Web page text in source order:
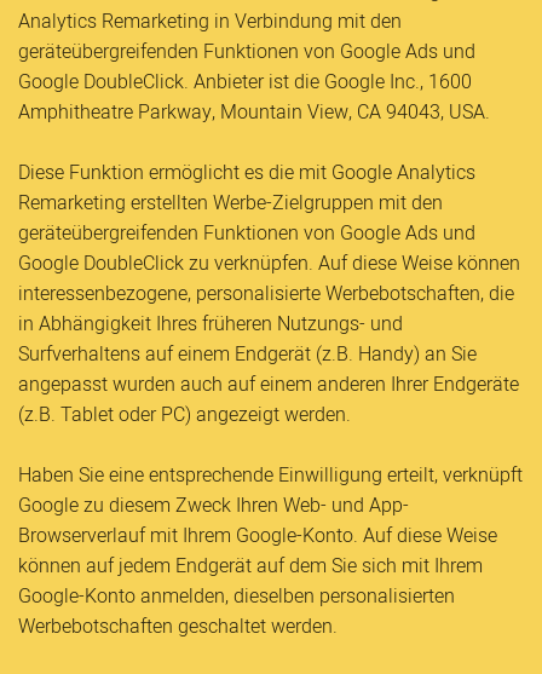
Analytics Remarketing in Verbindung mit den
geräteübergreifenden Funktionen von Google Ads und
Google DoubleClick. Anbieter ist die Google Inc., 1600
Amphitheatre Parkway, Mountain View, CA 94043, USA.
Diese Funktion ermöglicht es die mit Google Analytics
Remarketing erstellten Werbe-Zielgruppen mit den
geräteübergreifenden Funktionen von Google Ads und
Google DoubleClick zu verknüpfen. Auf diese Weise können
interessenbezogene, personalisierte Werbebotschaften, die
in Abhängigkeit Ihres früheren Nutzungs- und
Surfverhaltens auf einem Endgerät (z.B. Handy) an Sie
angepasst wurden auch auf einem anderen Ihrer Endgeräte
(z.B. Tablet oder PC) angezeigt werden.
Haben Sie eine entsprechende Einwilligung erteilt, verknüpft
Google zu diesem Zweck Ihren Web- und App-
Browserverlauf mit Ihrem Google-Konto. Auf diese Weise
können auf jedem Endgerät auf dem Sie sich mit Ihrem
Google-Konto anmelden, dieselben personalisierten
Werbebotschaften geschaltet werden.